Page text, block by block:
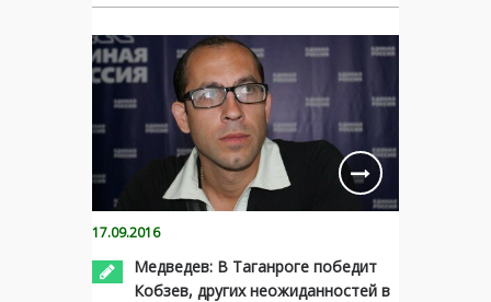
17.09.2016
Медведев: В Таганроге победит
Кобзев, других неожиданностей в